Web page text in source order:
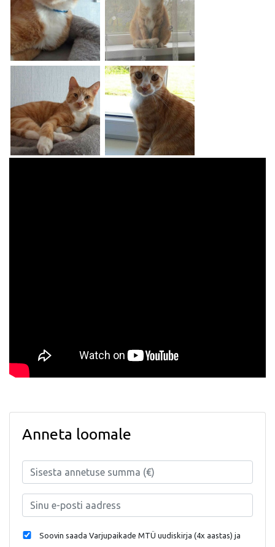
Anneta loomale
Soovin saada Varjupaikade MTÜ uudiskirja (4x aastas) ja